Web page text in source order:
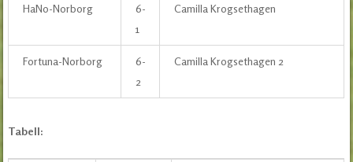
HaNo-Norborg
6-
1
Camilla Krogsethagen
Fortuna-Norborg
6-
2
Camilla Krogsethagen 2
Tabell: